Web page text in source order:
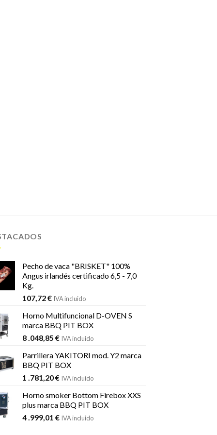
Pecho de vaca "BRISKET" 100%
Angus irlandés certificado 6,5 - 7,0
Kg.
107,72€ IVA incluido
Horno Multifuncional D-OVEN S
marca BBQ PIT BOX
8 .048,85 € IVA incluido
Parrillera YAKITORI mod. Y2 marca
BBQ PIT BOX
1 .781,20€ IVA incluido
Horno smoker Bottom Firebox XXS
plus marca BBQ PIT BOX
4 .999,01 € IVA incluido